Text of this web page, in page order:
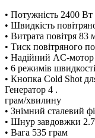
• Потужність 2400 Вт
• Швидкість
• Витрата повітря 83
• Тиск повітряного
• Надійний AC-мотор
• 6 режимів
• Кнопка Cold Shot
Генератор 4 .
грам/хвилину
• Знімний сталевий
• Шнур завдовжки
• Вага 535 грам